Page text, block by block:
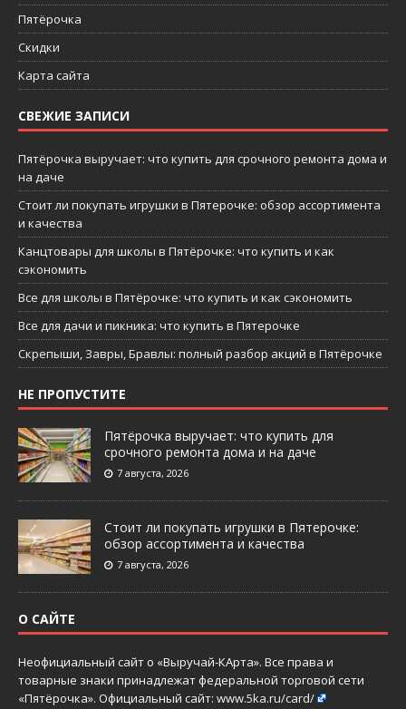
Пятёрочка
Скидки
Карта сайта
СВЕЖИЕ ЗАПИСИ
Пятёрочка выручает: что купить для срочного ремонта дома и
на даче
Стоит ли покупать игрушки в Пятерочке: обзор ассортимента
и качества
Канцтовары для школы в Пятёрочке: что купить и как
сэкономить
Все для школы в Пятёрочке: что купить и как сэкономить
Все для дачи и пикника: что купить в Пятерочке
Скрепыши, Завры, Бравлы: полный разбор акций в Пятёрочке
НЕ ПРОПУСТИТЕ
Пятёрочка выручает: что купить для
срочного ремонта дома и на даче
7 августа, 2026
Стоит ли покупать игрушки в Пятерочке:
обзор ассортимента и качества
7 августа, 2026
О САЙТЕ
Неофициальный сайт о «Выручай-КАрта». Все права и
товарные знаки принадлежат федеральной торговой сети
«Пятёрочка». Официальный сайт: www.5ka.ru/card/